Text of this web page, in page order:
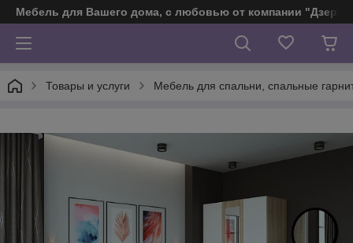
Мебель для Вашего дома, с любовью от компании
Товары и услуги Мебель для спальни, спальные